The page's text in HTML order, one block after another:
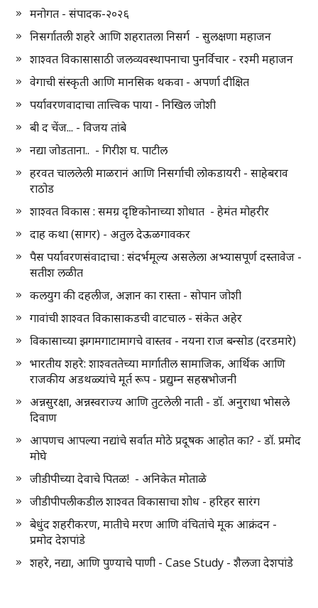
मनोगत - संपादक-२०२६
निसर्गातली शहरे आणि शहरातला निसर्ग - सुलक्षणा महाजन
शाश्वत विकासासाठी जलव्यवस्थापनाचा पुनर्विचार - रश्मी महाजन
वेगाची संस्कृती आणि मानसिक थकवा - अपर्णा दीक्षित
पर्यावरणवादाचा तात्त्विक पाया - निखिल जोशी
बी द चेंज... - विजय तांबे
नद्या जोडताना.. - गिरीश घ. पाटील
हरवत चाललेली माळरानं आणि निसर्गाची लोकडायरी - साहेबराव
राठोड
शाश्वत विकास : समग्र दृष्टिकोनाच्या शोधात - हेमंत मोहरीर
दाह कथा (सागर) - अतुल देऊळगावकर
पैस पर्यावरणसंवादाचा : संदर्भमूल्य असलेला अभ्यासपूर्ण दस्तावेज -
सतीश लळीत
कलयुग की दहलीज, अज्ञान का रास्ता - सोपान जोशी
गावांची शाश्वत विकासाकडची वाटचाल - संकेत अहेर
विकासाच्या झगमगाटामागचे वास्तव - नयना राज बन्सोड (दरडमारे)
भारतीय शहरे: शाश्वततेच्या मार्गातील सामाजिक, आर्थिक आणि
राजकीय अडथळ्यांचे मूर्त रूप - प्रद्युम्न सहस्रभोजनी
अन्नसुरक्षा, अन्नस्वराज्य आणि तुटलेली नाती - डॉ. अनुराधा भोसले
दिवाण
आपणच आपल्या नद्यांचे सर्वात मोठे प्रदूषक आहोत का? - डॉ. प्रमोद
मोघे
जीडीपीच्या देवाचे पितळ! - अनिकेत मोताळे
जीडीपीपलीकडील शाश्वत विकासाचा शोध - हरिहर सारंग
बेधुंद शहरीकरण, मातीचे मरण आणि वंचितांचे मूक आक्रंदन -
प्रमोद देशपांडे
शहरे, नद्या, आणि पुण्याचे पाणी - Case Study - शैलजा देशपांडे